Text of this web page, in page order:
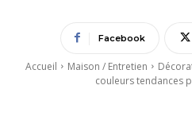
Facebook
Accueil Maison / Entretien
couleurs tendances